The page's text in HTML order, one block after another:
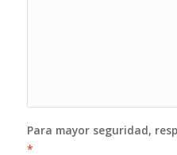
Para mayor seguridad,
*